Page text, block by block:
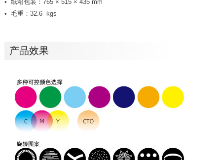
纸箱包装：765 × 515 × 435 mm
毛重：32.6 kgs
产品效果